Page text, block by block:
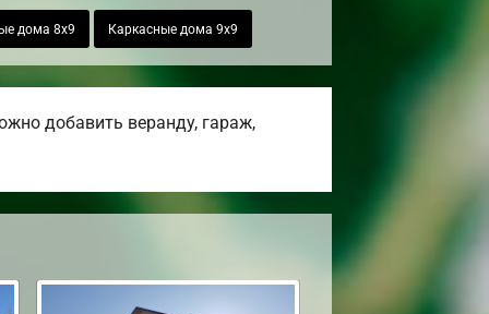
дома 8х9 Каркасные дома 9х9
добавить веранду, гараж,